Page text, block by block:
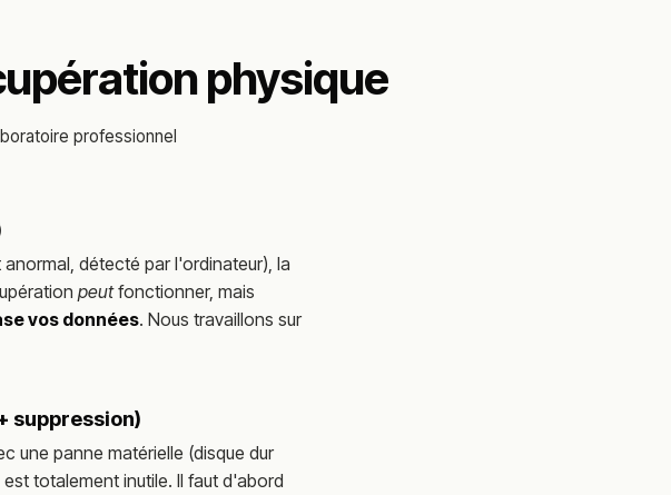
physique
professionnel
détecté par l'ordinateur), la
peutfonctionner, mais
vos données. Nous travaillons sur
suppression)
une panne matérielle (disque dur
totalement inutile. Il faut d'abord